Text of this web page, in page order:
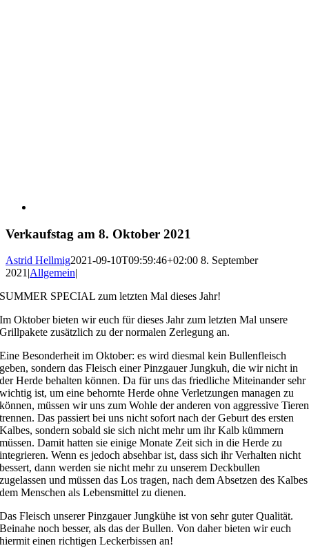
Verkaufstag am 8. Oktober 2021
Astrid Hellmig2021-09-10T09:59:46+02:00 8. September
2021|Allgemein|
SUMMER SPECIAL zum letzten Mal dieses Jahr!
Im Oktober bieten wir euch für dieses Jahr zum letzten Mal unsere
Grillpakete zusätzlich zu der normalen Zerlegung an.
Eine Besonderheit im Oktober: es wird diesmal kein Bullenfleisch
geben, sondern das Fleisch einer Pinzgauer Jungkuh, die wir nicht in
der Herde behalten können. Da für uns das friedliche Miteinander sehr
wichtig ist, um eine behornte Herde ohne Verletzungen managen zu
können, müssen wir uns zum Wohle der anderen von aggressive Tieren
trennen. Das passiert bei uns nicht sofort nach der Geburt des ersten
Kalbes, sondern sobald sie sich nicht mehr um ihr Kalb kümmern
müssen. Damit hatten sie einige Monate Zeit sich in die Herde zu
integrieren. Wenn es jedoch absehbar ist, dass sich ihr Verhalten nicht
bessert, dann werden sie nicht mehr zu unserem Deckbullen
zugelassen und müssen das Los tragen, nach dem Absetzen des Kalbes
dem Menschen als Lebensmittel zu dienen.
Das Fleisch unserer Pinzgauer Jungkühe ist von sehr guter Qualität.
Beinahe noch besser, als das der Bullen. Von daher bieten wir euch
hiermit einen richtigen Leckerbissen an!